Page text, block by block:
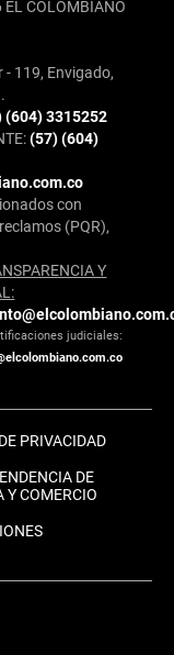
COLOMBIANO
- 119, Envigado,
(604) 3315252
(57) (604)
con
(PQR),
Y
judiciales:
PRIVACIDAD
DE
Y COMERCIO